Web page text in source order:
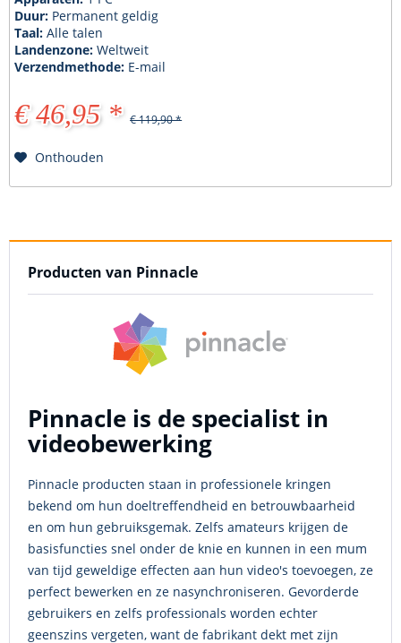
Duur: Permanent geldig
Taal:Alle talen
Landenzone:Weltweit
Verzendmethode: E-mail
€ 46,95 * € 119,90 *
Onthouden
Producten van Pinnacle
Pinnacle is de specialist in
videobewerking
Pinnacle producten staan in professionele kringen
bekend om hun doeltreffendheid en betrouwbaarheid
en om hun gebruiksgemak. Zelfs amateurs krijgen de
basisfuncties snel onder de knie en kunnen in een mum
van tijd geweldige effecten aan hun video's toevoegen, ze
perfect bewerken en ze nasynchroniseren. Gevorderde
gebruikers en zelfs professionals worden echter
geenszins vergeten, want de fabrikant dekt met zijn